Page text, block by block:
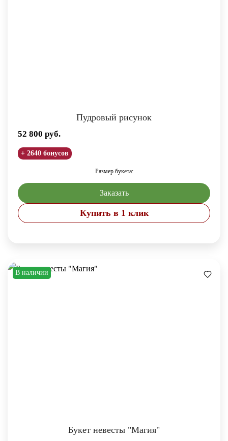
Пудровый рисунок
52 800 руб.
+ 2640 бонусов
Размер букета:
Заказать
Купить в 1 клик
В наличии
Букет невесты "Магия"